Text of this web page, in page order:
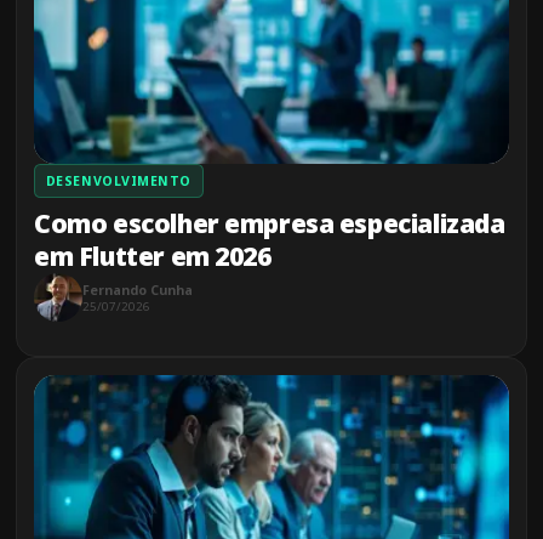
DESENVOLVIMENTO
Como escolher empresa especializada
em Flutter em 2026
Fernando Cunha
25/07/2026